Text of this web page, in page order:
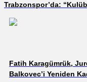
Trabzonspor’da:
Biliyordum”
Fatih Karagümrük,
Balkovec’i Yeniden